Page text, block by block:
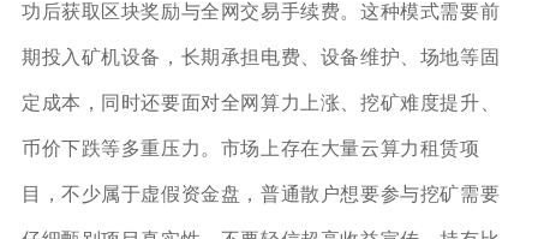
功后获取区块奖励与全网交易手续费。这种模式需要前
期投入矿机设备，长期承担电费、设备维护、场地等固
定成本，同时还要面对全网算力上涨、挖矿难度提升、
币价下跌等多重压力。市场上存在大量云算力租赁项
目，不少属于虚假资金盘，普通散户想要参与挖矿需要